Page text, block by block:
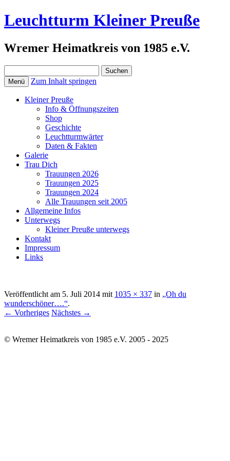
Leuchtturm Kleiner Preuße
Wremer Heimatkreis von 1985 e.V.
nach:
Menü Zum Inhalt springen
Kleiner Preuße
Info & Öffnungszeiten
Shop
Geschichte
Leuchtturmwärter
Daten & Fakten
Galerie
Trau Dich
Trauungen 2026
Trauungen 2025
Trauungen 2024
Alle Trauungen seit 2005
Allgemeine Infos
Unterwegs
Kleiner Preuße unterwegs
Kontakt
Impressum
Links
Veröffentlicht am 5. Juli 2014 mit 1035 × 337 in „Oh du
wunderschöner….“.
← Vorheriges Nächstes →
© Wremer Heimatkreis von 1985 e.V. 2005 - 2025